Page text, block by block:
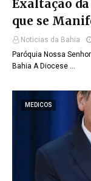
Exaltação da
que se
Noticias da Bahia
Paróquia Nossa
Bahia A Diocese …
MEDICOS